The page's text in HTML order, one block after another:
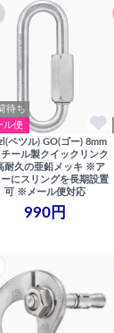
待ち
ル便
ペツル) GO(ゴー) 8mm
ール製クイックリンク
耐久の亜鉛メッキ ※ア
ーにスリングを長期設置
可 ※メール便対応
990円